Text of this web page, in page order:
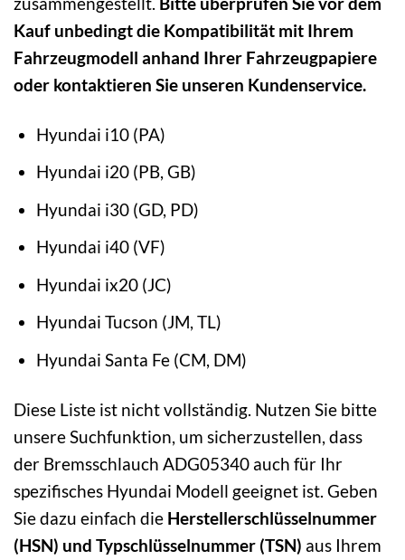
Kauf unbedingt die Kompatibilität mit Ihrem
Fahrzeugmodell anhand Ihrer Fahrzeugpapiere
oder kontaktieren Sie unseren Kundenservice.
Hyundai i10 (PA)
Hyundai i20 (PB, GB)
Hyundai i30 (GD, PD)
Hyundai i40 (VF)
Hyundai ix20 (JC)
Hyundai Tucson (JM, TL)
Hyundai Santa Fe (CM, DM)
Diese Liste ist nicht vollständig. Nutzen Sie bitte
unsere Suchfunktion, um sicherzustellen, dass
der Bremsschlauch ADG05340 auch für Ihr
spezifisches Hyundai Modell geeignet ist. Geben
Sie dazu einfach die Herstellerschlüsselnummer
(HSN) und Typschlüsselnummer (TSN) aus Ihrem